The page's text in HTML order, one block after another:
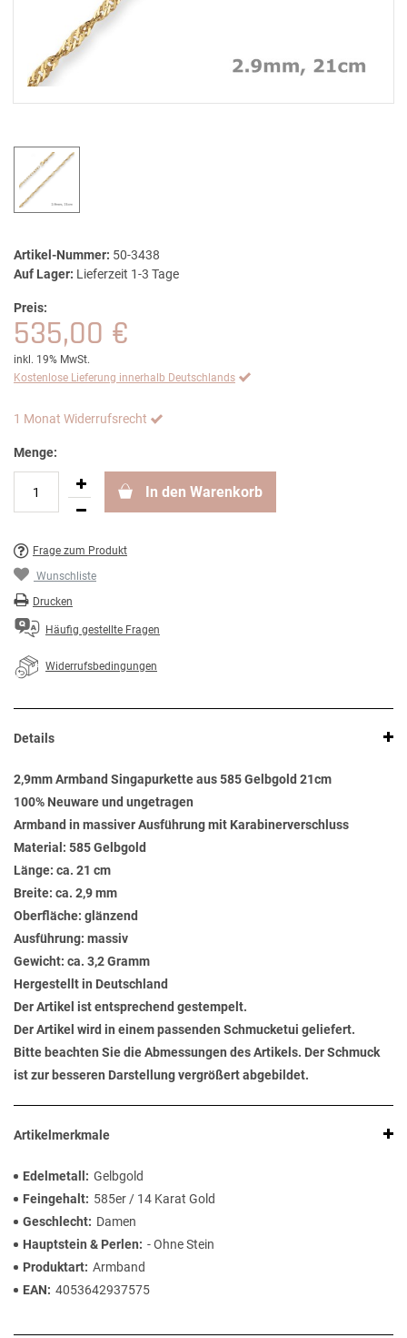
Artikel-Nummer: 50-3438
Auf Lager: Lieferzeit 1-3 Tage
Preis:
535,00 €
inkl. 19% MwSt.
Kostenlose Lieferung innerhalb Deutschlands
1 Monat Widerrufsrecht
Menge:
In den Warenkorb
Frage zum Produkt
Wunschliste
Drucken
Häufig gestellte Fragen
Widerrufsbedingungen
Details
2,9mm Armband Singapurkette aus 585 Gelbgold 21cm
100% Neuware und ungetragen
Armband in massiver Ausführung mit Karabinerverschluss
Material: 585 Gelbgold
Länge: ca. 21 cm
Breite: ca. 2,9 mm
Oberfläche: glänzend
Ausführung: massiv
Gewicht: ca. 3,2 Gramm
Hergestellt in Deutschland
Der Artikel ist entsprechend gestempelt.
Der Artikel wird in einem passenden Schmucketui geliefert.
Bitte beachten Sie die Abmessungen des Artikels. Der Schmuck
ist zur besseren Darstellung vergrößert abgebildet.
Artikelmerkmale
Edelmetall
Gelbgold
Feingehalt
585er / 14 Karat Gold
Geschlecht
Damen
Hauptstein & Perlen
- Ohne Stein
Produktart Armband
EAN
4053642937575